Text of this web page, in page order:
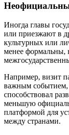
Иногда главы
или приезжают в
культурных или
менее формальны,
Например, визит
важным событием,
способствовал
меньшую
платформой для
между странами.